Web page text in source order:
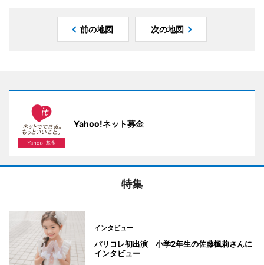
前の地図 次の地図
Yahoo!ネット募金
特集
インタビュー
パリコレ初出演 小学2年生の佐藤楓莉さんに
インタビュー